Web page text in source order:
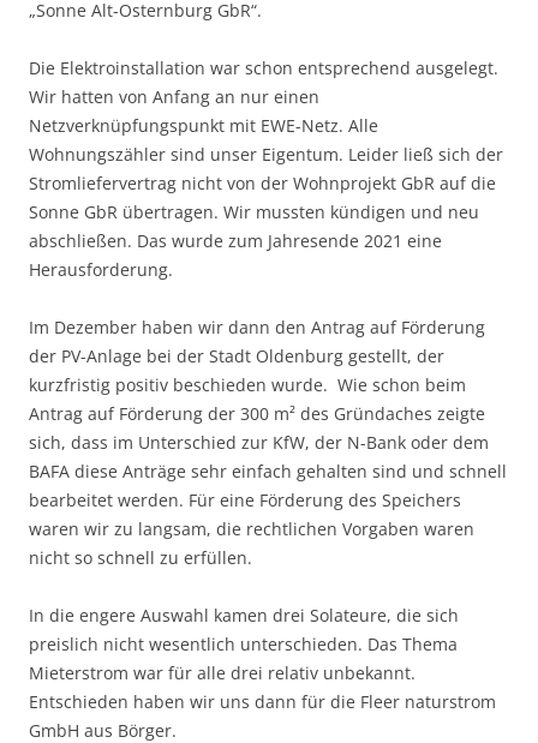
„Sonne Alt-Osternburg GbR“.
Die Elektroinstallation war schon entsprechend ausgelegt.
Wir hatten von Anfang an nur einen
Netzverknüpfungspunkt mit EWE-Netz. Alle
Wohnungszähler sind unser Eigentum. Leider ließ sich der
Stromliefervertrag nicht von der Wohnprojekt GbR auf die
Sonne GbR übertragen. Wir mussten kündigen und neu
abschließen. Das wurde zum Jahresende 2021 eine
Herausforderung.
Im Dezember haben wir dann den Antrag auf Förderung
der PV-Anlage bei der Stadt Oldenburg gestellt, der
kurzfristig positiv beschieden wurde. Wie schon beim
Antrag auf Förderung der 300 m² des Gründaches zeigte
sich, dass im Unterschied zur KfW, der N-Bank oder dem
BAFA diese Anträge sehr einfach gehalten sind und schnell
bearbeitet werden. Für eine Förderung des Speichers
waren wir zu langsam, die rechtlichen Vorgaben waren
nicht so schnell zu erfüllen.
In die engere Auswahl kamen drei Solateure, die sich
preislich nicht wesentlich unterschieden. Das Thema
Mieterstrom war für alle drei relativ unbekannt.
Entschieden haben wir uns dann für die Fleer naturstrom
GmbH aus Börger.